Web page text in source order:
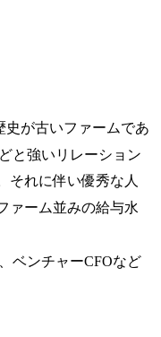
史が古いファームであ
と強いリレーション
それに伴い優秀な人
ァーム並みの給与水
ベンチャーCFOなど